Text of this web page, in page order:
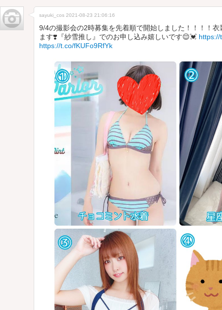
sayuki_cos 2021-08-23 21:06:16
9/4の撮影会の2時募集を先着順で開始しました！！！！
ます❣️『紗雪推し』でのお申し込み嬉しいです😌💓 https://
https://t.co/fKUFo9RfYk